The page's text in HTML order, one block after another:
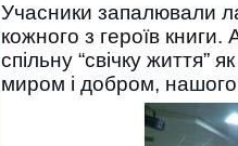
Учасники запалювали
кожного з героїв книги.
спільну “свічку життя”
миром і добром, нашого